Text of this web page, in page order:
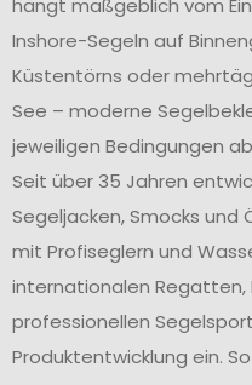
hängt maßgeblich vom
Inshore-Segeln auf
Küstentörns oder
See – moderne
jeweiligen Bedingungen
Seit über 35 Jahren
Segeljacken, Smocks
mit Profiseglern und
internationalen
professionellen
Produktentwicklung ein.